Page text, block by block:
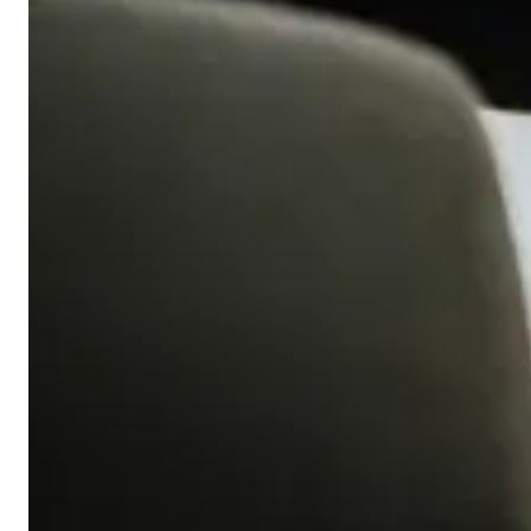
. Ogromna większość asekuratorów prowadzi
sprzedaż polis online, dlatego warto skorzystać z takiej możliwości.
Wystarczy tylko wprowadzić swoje dane do systemu, aby ten mógł
dokonać indywidualnej kalkulacji składki. Następnie pozostaje
zaakceptować przygotowaną ofertę lub skorzystać z usług innej
niezbędne dokumenty trafiają bezpośrednio na podany adres e-mail.
Niektórzy ubezpieczyciele umożliwiają zakup polisy przez telefon.
Warto jednak pamiętać, że przez telefon nie da się dokonać płatności